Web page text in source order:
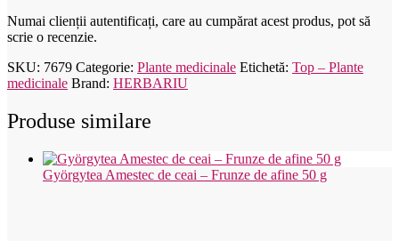
Numai clienții autentificați, care au cumpărat acest produs, pot să
scrie o recenzie.
SKU: 7679 Categorie: Plante medicinale Etichetă: Top – Plante
medicinale Brand: HERBARIU
Produse similare
Györgytea Amestec de ceai – Frunze de afine 50 g